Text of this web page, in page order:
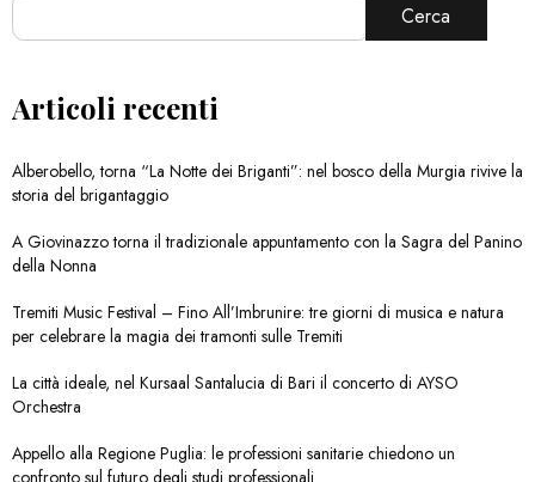
Cerca
Articoli recenti
Alberobello, torna “La Notte dei Briganti”: nel bosco della Murgia rivive la
storia del brigantaggio
A Giovinazzo torna il tradizionale appuntamento con la Sagra del Panino
della Nonna
Tremiti Music Festival – Fino All’Imbrunire: tre giorni di musica e natura
per celebrare la magia dei tramonti sulle Tremiti
La città ideale, nel Kursaal Santalucia di Bari il concerto di AYSO
Orchestra
Appello alla Regione Puglia: le professioni sanitarie chiedono un